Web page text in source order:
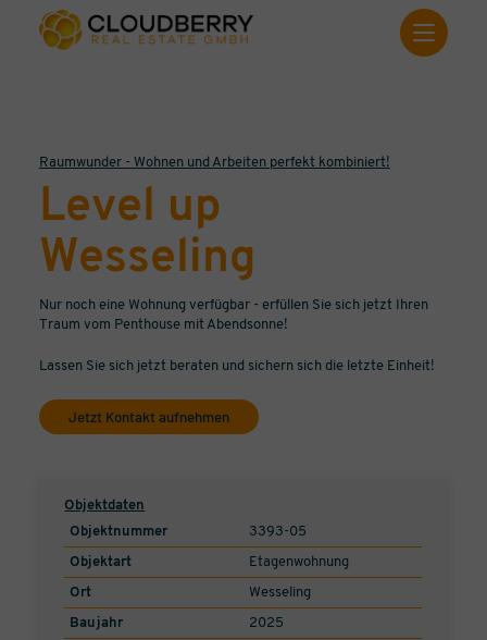
Raumwunder - Wohnen und Arbeiten perfekt kombiniert!
Level up
Wesseling
Nur noch eine Wohnung verfügbar - erfüllen Sie sich jetzt Ihren
Traum vom Penthouse mit Abendsonne!
Lassen Sie sich jetzt beraten und sichern sich die letzte Einheit!
Jetzt Kontakt aufnehmen
Objektdaten
Objektnummer
3393-05
Objektart Etagenwohnung
Ort Wesseling
Baujahr 2025